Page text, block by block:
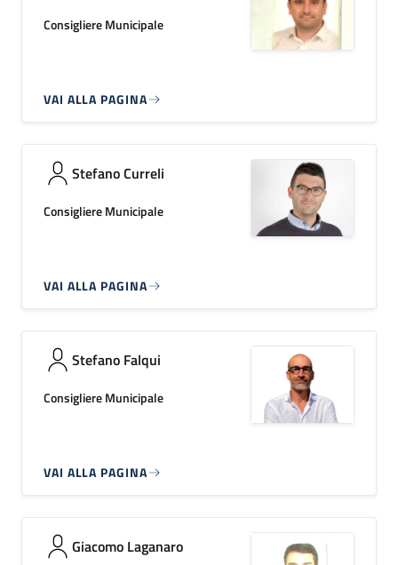
Consigliere Municipale
VAI ALLA PAGINA
Stefano Curreli
Consigliere Municipale
VAI ALLA PAGINA
Stefano Falqui
Consigliere Municipale
VAI ALLA PAGINA
Giacomo Laganaro